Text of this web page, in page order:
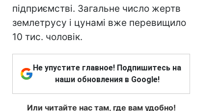
підприємстві. Загальне число жертв
землетрусу і цунамі вже перевищило
10 тис. чоловік.
Не упустите главное! Подпишитесь на
наши обновления в Google!
Или читайте нас там, где вам удобно!